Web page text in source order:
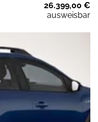
26.399,00 €
ausweisbar